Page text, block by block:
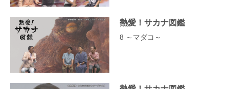
熱愛！サカナ図鑑
8 ～マダコ～